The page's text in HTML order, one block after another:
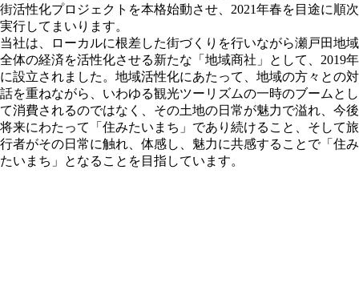
街活性化プロジェクトを本格始動させ、2021年春を目途に順次
実行してまいります。
当社は、ローカルに根差した街づくりを行いながら瀬戸田地域
全体の経済を活性化させる新たな「地域商社」として、2019年
に設立されました。地域活性化にあたって、地域の方々との対
話を重ねながら、いわゆる観光ツーリズムの一時のブームとし
て消費されるのではなく、その土地の日常が魅力で溢れ、今後
将来にわたって「住みたいまち」であり続けること、そして旅
行者がその日常に触れ、体感し、魅力に共感することで「住み
たいまち」となることを目指しています。